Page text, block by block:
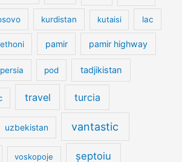
kurdistan kutaisi lac
pamir pamir highway
persia pod tadjikistan
travel turcia
uzbekistan vantastic
voskopoje șeptoiu